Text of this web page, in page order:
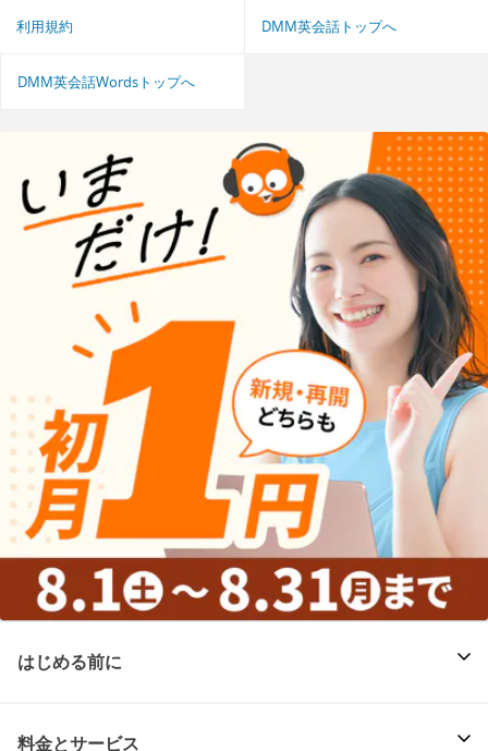
利用規約 DMM英会話トップへ
DMM英会話Wordsトップへ
はじめる前に
料金とサービス